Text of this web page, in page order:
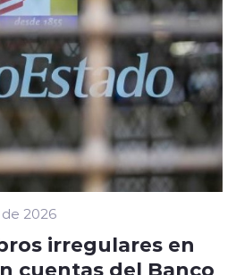
2026
irregulares en
cuentas del Banco